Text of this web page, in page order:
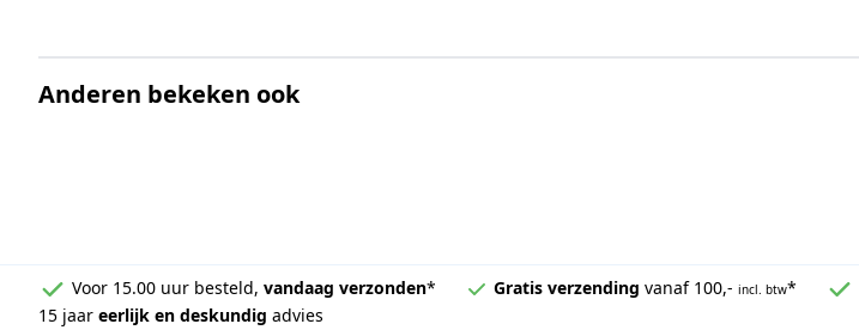
Anderen bekeken ook
Voor 15.00 uur besteld, vandaag verzonden* Gratis verzending vanaf 100,- incl. btw*
15 jaar eerlijk en deskundig advies